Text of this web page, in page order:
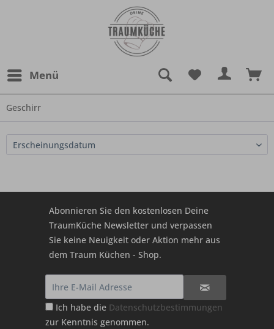
Menü
Geschirr
Abonnieren Sie den kostenlosen Deine
TraumKüche Newsletter und verpassen
Sie keine Neuigkeit oder Aktion mehr aus
dem Traum Küchen - Shop.
Ich habe die Datenschutzbestimmungen
zur Kenntnis genommen.